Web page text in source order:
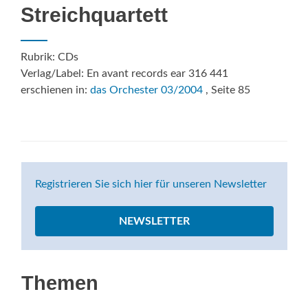
Streichquartett
Rubrik: CDs
Verlag/Label: En avant records ear 316 441
erschienen in: das Orchester 03/2004 , Seite 85
Registrieren Sie sich hier für unseren Newsletter
NEWSLETTER
Themen